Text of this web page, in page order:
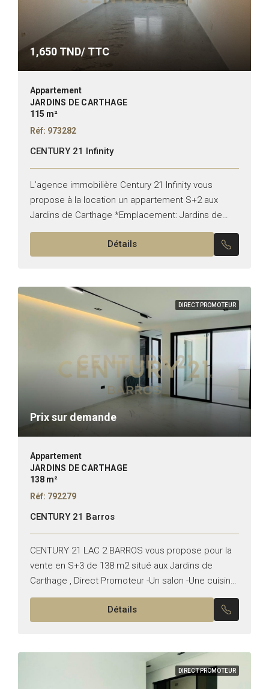
1,650 TND/ TTC
Appartement
JARDINS DE CARTHAGE
115 m²
Réf: 973282
CENTURY 21 Infinity
L’agence immobilière Century 21 Infinity vous
propose à la location un appartement S+2 aux
Jardins de Carthage *Emplacement: Jardins de
Carthage *Typologie: S+2 *État: vide Il est
composé de: -Un salon, une...
Détails
DIRECT PROMOTEUR
Prix sur demande
Appartement
JARDINS DE CARTHAGE
138 m²
Réf: 792279
CENTURY 21 Barros
CENTURY 21 LAC 2 BARROS vous propose pour la
vente en S+3 de 138 m2 situé aux Jardins de
Carthage , Direct Promoteur -Un salon -Une cuisine
équipée -Une suite parentale -Deux...
Détails
DIRECT PROMOTEUR